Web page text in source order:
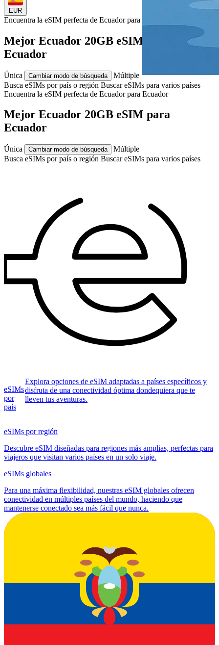
EUR
Encuentra la eSIM perfecta de Ecuador para
Mejor Ecuador 20GB eSIM para
Ecuador
Única Cambiar modo de búsqueda
Múltiple
Busca eSIMs por país o región Buscar eSIMs para varios países
Encuentra la eSIM perfecta de Ecuador para Ecuador
Mejor Ecuador 20GB eSIM para
Ecuador
Única Cambiar modo de búsqueda
Múltiple
Busca eSIMs por país o región Buscar eSIMs para varios países
eSIMs
por
país
Explora opciones de eSIM adaptadas a países específicos y
disfruta de una conectividad óptima dondequiera que te
lleven tus aventuras.
eSIMs por región
Descubre eSIM diseñadas para regiones más amplias, perfectas para
viajeros que visitan varios países en un solo viaje.
eSIMs globales
Para una máxima flexibilidad, nuestras eSIM globales ofrecen
conectividad en múltiples países del mundo, haciendo que
mantenerse conectado sea más fácil que nunca.